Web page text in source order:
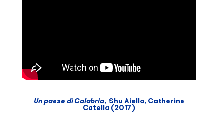
Un paese di Calabria, Shu Aiello, Catherine
Catella (2017)